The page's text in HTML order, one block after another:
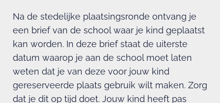
Na de stedelijke plaatsingsronde ontvang je
een brief van de school waar je kind geplaatst
kan worden. In deze brief staat de uiterste
datum waarop je aan de school moet laten
weten dat je van deze voor jouw kind
gereserveerde plaats gebruik wilt maken. Zorg
dat je dit op tijd doet. Jouw kind heeft pas